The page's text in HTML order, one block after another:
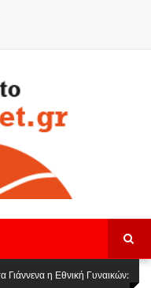
στην Women Basketball
Γιάννενα η Εθνική Γυναικών: